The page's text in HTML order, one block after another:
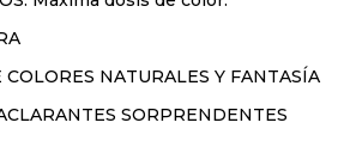
NATURALES Y FANTASÍA
SORPRENDENTES